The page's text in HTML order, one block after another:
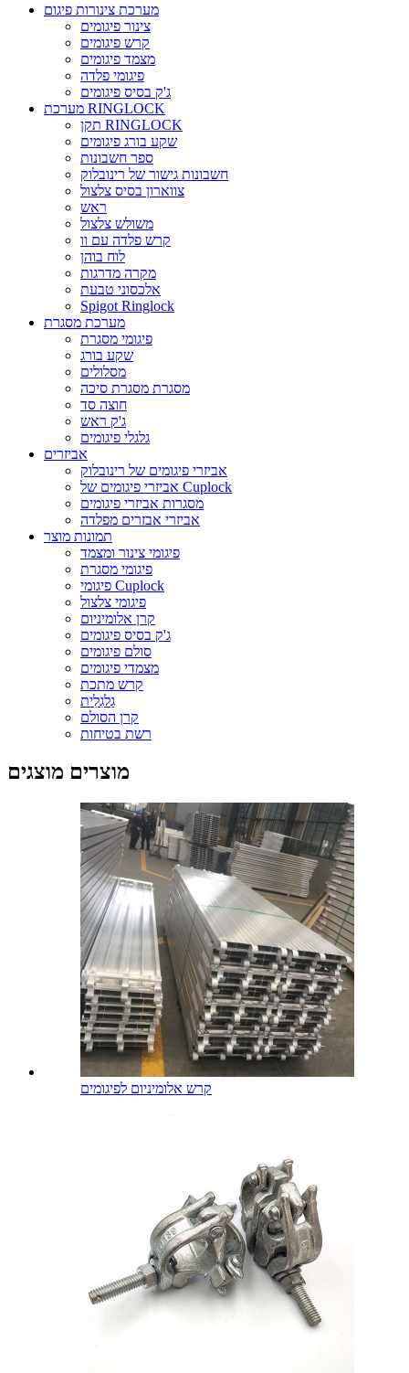
מערכת צינורות פיגום
צינור פיגומים
קרש פיגומים
מצמד פיגומים
פיגומי פלדה
ג'ק בסיס פיגומים
מערכת RINGLOCK
תקן RINGLOCK
שקע בורג פיגומים
ספר חשבונות
חשבונות גישור של רינובלוק
צווארון בסיס צלצול
ראש
משולש צלצול
קרש פלדה עם וו
לוח בוהן
מקרה מדרגות
אלכסוני טבעת
Spigot Ringlock
מערכת מסגרת
פיגומי מסגרת
שקע בורג
מסלולים
מסגרת מסגרת סיכה
חוצה סד
ג'ק ראש
גלגלי פיגומים
אביזרים
אביזרי פיגומים של רינובלוק
אביזרי פיגומים של Cuplock
מסגרות אביזרי פיגומים
אביזרי אבזרים מפלדה
תמונות מוצר
פיגומי צינור ומצמד
פיגומי מסגרת
פיגומי Cuplock
פיגומי צלצול
קרן אלומיניום
ג'ק בסיס פיגומים
סולם פיגומים
מצמדי פיגומים
קרש מתכת
גַלגִלִית
קרן הסולם
רשת בטיחות
מוצרים מוצגים
קרש אלומיניום לפיגומים